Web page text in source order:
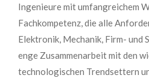
Ingenieure mit umfangreichem
Fachkompetenz, die alle
Elektronik, Mechanik, Firm- und
enge Zusammenarbeit mit den
technologischen Trendsettern